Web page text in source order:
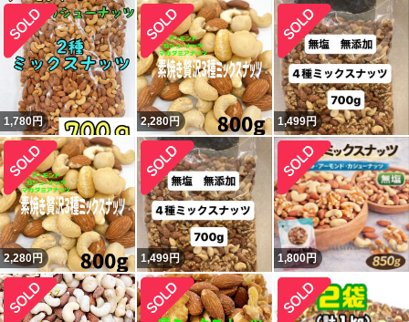
1,780円 2,280円 1,499円
2,280円 1,499円 1,800円